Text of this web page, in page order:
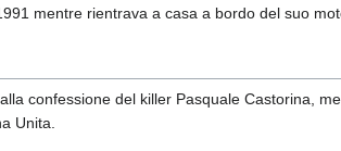
mentre rientrava a casa a bordo del suo
confessione del killer Pasquale Castorina,
Unita.